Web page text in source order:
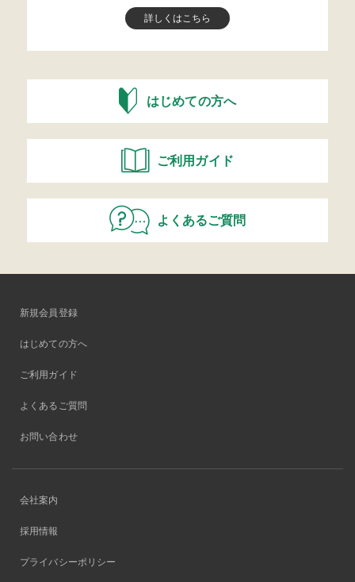
詳しくはこちら
はじめての方へ
ご利用ガイド
よくあるご質問
新規会員登録
はじめての方へ
ご利用ガイド
よくあるご質問
お問い合わせ
会社案内
採用情報
プライバシーポリシー